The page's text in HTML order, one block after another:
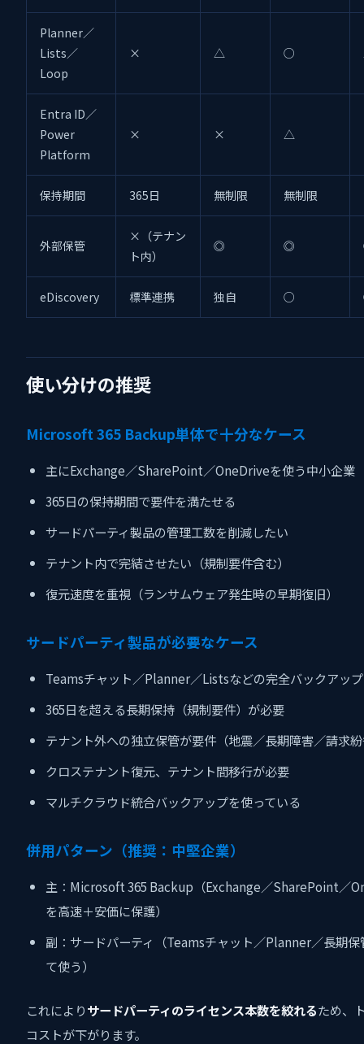
Planner／
Lists／
Loop
× △ ○
Entra ID／
Power
Platform
× × △
保持期間 365日 無制限 無制限
外部保管
×（テナン
ト内）
◎ ◎
eDiscovery 標準連携 独自 ○
使い分けの推奨
Microsoft 365 Backup単体で十分なケース
主にExchange／SharePoint／OneDriveを使う中小企業
365日の保持期間で要件を満たせる
サードパーティ製品の管理工数を削減したい
テナント内で完結させたい（規制要件含む）
復元速度を重視（ランサムウェア発生時の早期復旧）
サードパーティ製品が必要なケース
Teamsチャット／Planner／Listsなどの完全バックアッ
365日を超える長期保持（規制要件）が必要
テナント外への独立保管が要件（地震／長期障害／請求
クロステナント復元、テナント間移行が必要
マルチクラウド統合バックアップを使っている
併用パターン（推奨：中堅企業）
主：Microsoft 365 Backup（Exchange／SharePoint／
を高速＋安価に保護）
副：サードパーティ（Teamsチャット／Planner／長期保
て使う）
これによりサードパーティのライセンス本数を絞れるため、
コストが下がります。